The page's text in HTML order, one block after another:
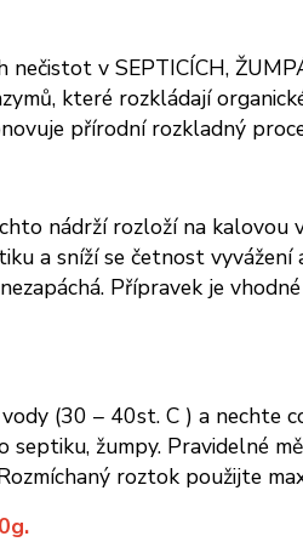
v SEPTICÍCH,
které rozkládají
přírodní rozkladný
nádrží rozloží na kalovou
a sníží se četnost
Přípravek je
(30 – 40st. C ) a nechte
žumpy. Pravidelné
roztok použijte